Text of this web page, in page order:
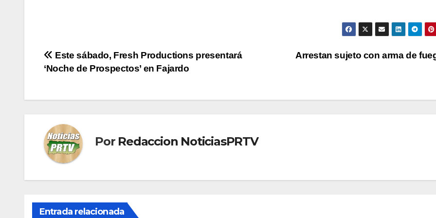
Navegación
entradas
Arrestan sujeto con arma de
Este sábado, Fresh Productions presentará
‘Noche de Prospectos’ en Fajardo
Por Redaccion NoticiasPRTV
Entrada relacionada